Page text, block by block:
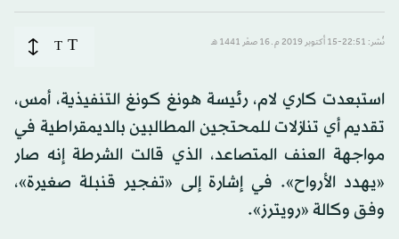
نُشر: 22:51-15 أكتوبر 2019 م ـ 16 صفَر 1441 هـ T
T
استبعدت كاري لام، رئيسة هونغ كونغ التنفيذية، أمس،
تقديم أي تنازلات للمحتجين المطالبين بالديمقراطية في
مواجهة العنف المتصاعد، الذي قالت الشرطة إنه صار
«يهدد الأرواح». في إشارة إلى «تفجير قنبلة صغيرة»،
وفق وكالة «رويترز».